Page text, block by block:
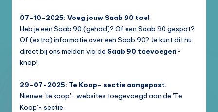
07-10-2025: Voeg jouw Saab 90 toe!
Heb je een Saab 90 (gehad)? Of een Saab 90 gespot?
Of (extra) informatie over een Saab 90? Je kunt dit nu
direct bij ons melden via de Saab 90 toevoegen-
knop!
29-07-2025: Te Koop- sectie aangepast.
Nieuwe 'te koop'- websites toegevoegd aan de 'Te
Koop'- sectie.